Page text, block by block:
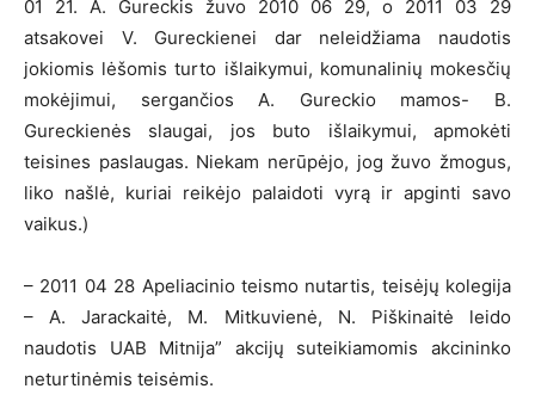
01 21. A. Gureckis žuvo 2010 06 29, o 2011 03 29
atsakovei V. Gureckienei dar neleidžiama naudotis
jokiomis lėšomis turto išlaikymui, komunalinių mokesčių
mokėjimui, sergančios A. Gureckio mamos- B.
Gureckienės slaugai, jos buto išlaikymui, apmokėti
teisines paslaugas. Niekam nerūpėjo, jog žuvo žmogus,
liko našlė, kuriai reikėjo palaidoti vyrą ir apginti savo
vaikus.)
– 2011 04 28 Apeliacinio teismo nutartis, teisėjų kolegija
– A. Jarackaitė, M. Mitkuvienė, N. Piškinaitė leido
naudotis UAB Mitnija” akcijų suteikiamomis akcininko
neturtinėmis teisėmis.